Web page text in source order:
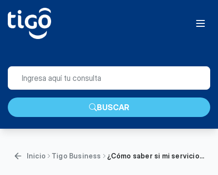
BUSCAR
Inicio Tigo Business ¿Cómo saber si mi servicio está en Causa Común Conocida por Tigo Business Online? | Empresas